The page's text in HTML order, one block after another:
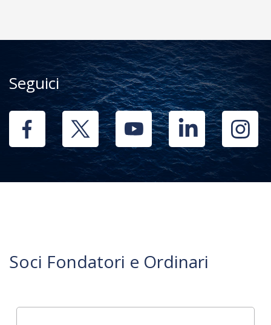
Seguici
Soci Fondatori e Ordinari